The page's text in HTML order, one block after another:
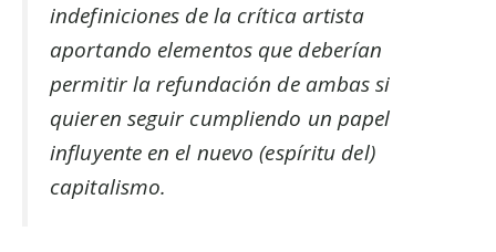
indefiniciones de la crítica artista
aportando elementos que deberían
permitir la refundación de ambas si
quieren seguir cumpliendo un papel
influyente en el nuevo (espíritu del)
capitalismo.